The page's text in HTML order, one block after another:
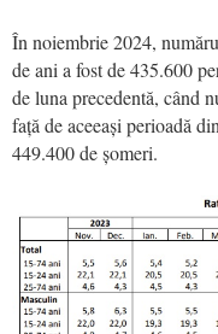
În noiembrie 2024,
de ani a fost de 435.600
de luna precedentă, când
față de aceeași perioadă
449.400 de șomeri.